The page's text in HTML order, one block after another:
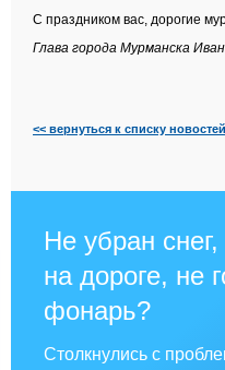
С праздником вас, дорогие
Глава города Мурманска
<< вернуться к списку новостей
Не убран
на дороге, не
фонарь?
Столкнулись с